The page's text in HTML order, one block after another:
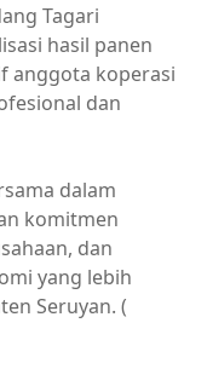
Tagari
hasil panen
anggota koperasi
dan
dalam
komitmen
dan
yang lebih
Seruyan. (